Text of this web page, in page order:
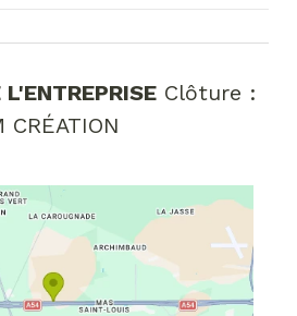
Clôture :
CRÉATION